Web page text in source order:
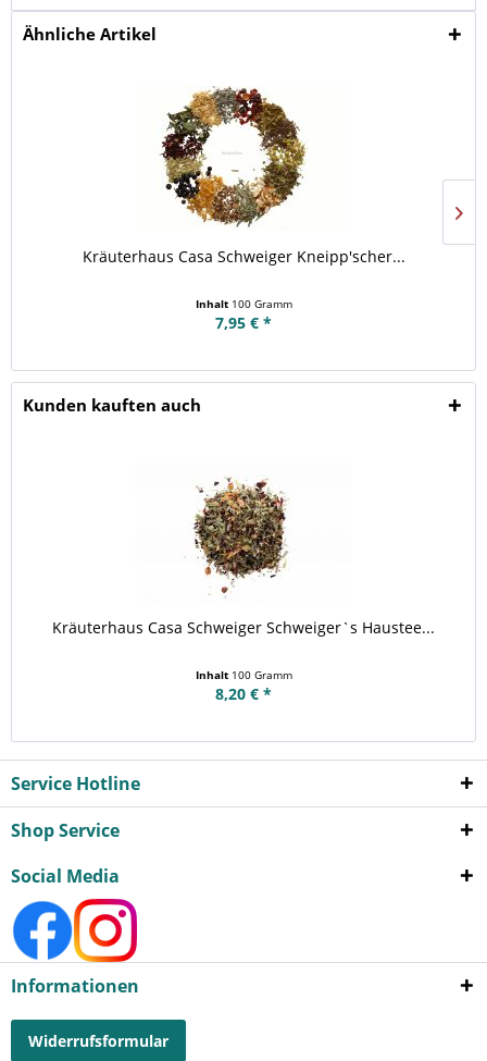
Ähnliche Artikel
Kräuterhaus Casa Schweiger Kneipp'scher...
Inhalt 100 Gramm
7,95 € *
Kunden kauften auch
Kräuterhaus Casa Schweiger Schweiger`s Haustee...
Inhalt 100 Gramm
8,20 € *
Service Hotline
Shop Service
Social Media
Informationen
Widerrufsformular